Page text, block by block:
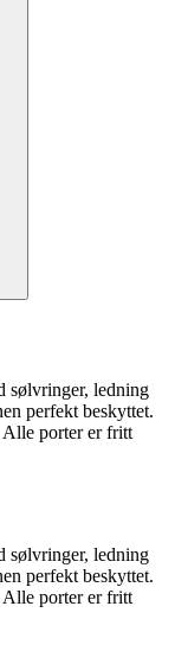
sølvringer, ledning
perfekt beskyttet.
Alle porter er fritt
sølvringer, ledning
perfekt beskyttet.
Alle porter er fritt